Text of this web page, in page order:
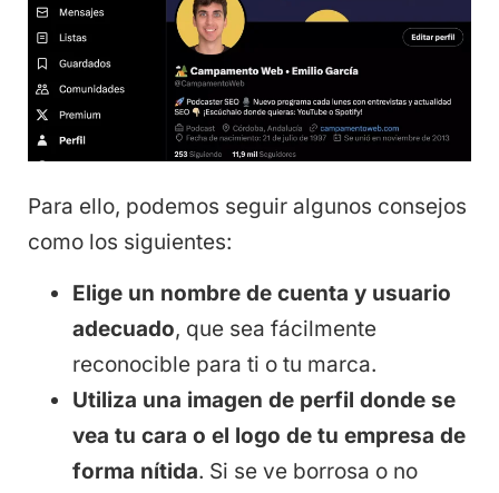
Para ello, podemos seguir algunos consejos
como los siguientes:
Elige un nombre de cuenta y usuario
adecuado, que sea fácilmente
reconocible para ti o tu marca.
Utiliza una imagen de perfil donde se
vea tu cara o el logo de tu empresa de
forma nítida. Si se ve borrosa o no